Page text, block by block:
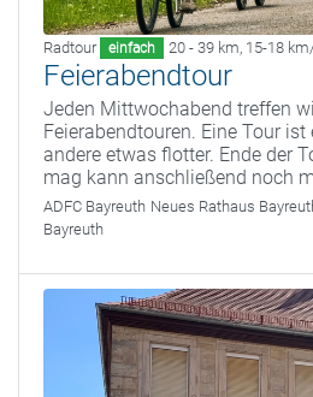
Radtour einfach 20 - 39 km, 15-18
Feierabendtour
Jeden Mittwochabend treffen
Feierabendtouren. Eine Tour
andere etwas flotter. Ende der
mag kann anschließend noch
ADFC Bayreuth Neues Rathaus
Bayreuth